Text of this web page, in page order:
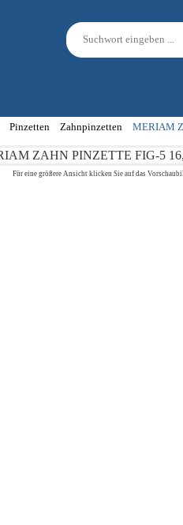
Pinzetten Zahnpinzetten MERIAM
Für eine größere Ansicht klicken Sie auf das